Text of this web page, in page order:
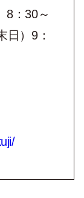
8：30～
日）9：